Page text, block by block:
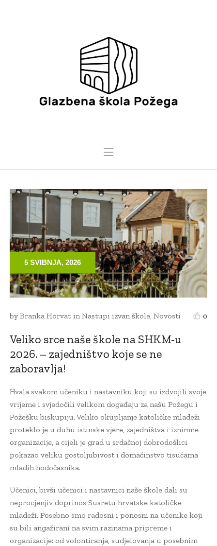
5 SVIBNJA, 2026
0
by Branka Horvat inNastupi izvan škole, Novosti
Veliko srce naše škole na SHKM-u
2026. – zajedništvo koje se ne
zaboravlja!
Hvala svakom učeniku i nastavniku koji su izdvojili svoje
vrijeme i svjedočili velikom događaju za našu Požegu i
Požešku biskupiju. Veliko okupljanje katoličke mladeži
proteklo je u duhu istinske vjere, zajedništva i iznimne
organizacije, a cijeli je grad u srdačnoj dobrodošlici
pokazao veliku gostoljubivost i domaćinstvo tisućama
mladih hodočasnika.
Učenici, bivši učenici i nastavnici naše škole dali su
neprocjenjiv doprinos Susretu hrvatske katoličke
mladeži. Posebno smo radosni i ponosni na učenike koji
su bili angažirani na svim razinama pripreme i
organizacije: od volontiranja, sudjelovanja u posebnim